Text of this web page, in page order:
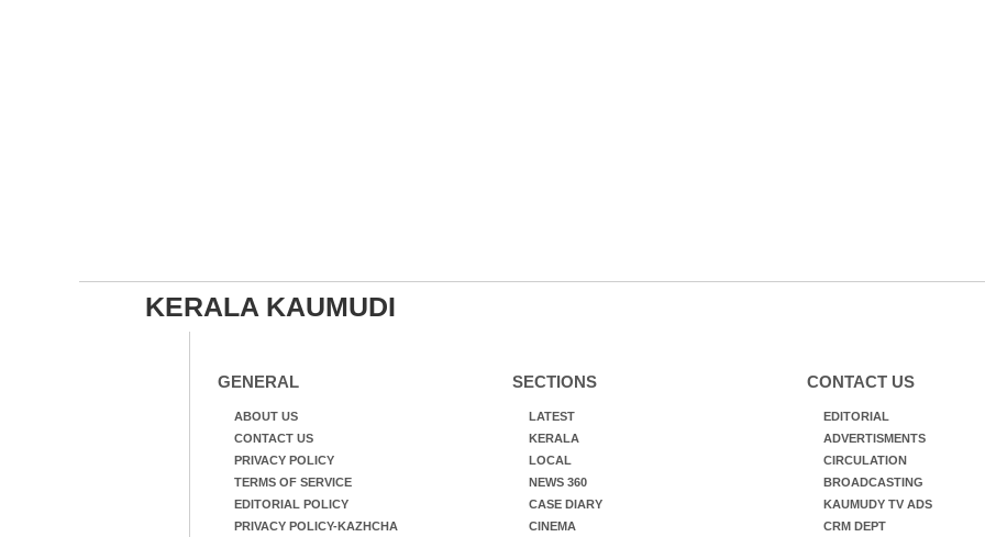
KERALA KAUMUDI
GENERAL
ABOUT US
CONTACT US
PRIVACY POLICY
TERMS OF SERVICE
EDITORIAL POLICY
PRIVACY POLICY-KAZHCHA
SECTIONS
LATEST
KERALA
LOCAL
NEWS 360
CASE DIARY
CINEMA
CONTACT US
EDITORIAL
ADVERTISMENTS
CIRCULATION
BROADCASTING
KAUMUDY TV ADS
CRM DEPT